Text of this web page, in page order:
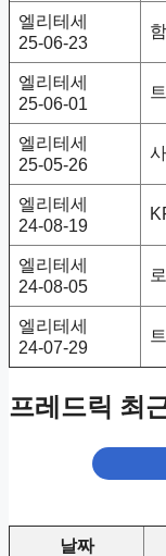
엘리테세
25-06-23
엘리테세
25-06-01
엘리테세
25-05-26
엘리테세
24-08-19
엘리테세
24-08-05
엘리테세
24-07-29
프레드릭 최
날짜